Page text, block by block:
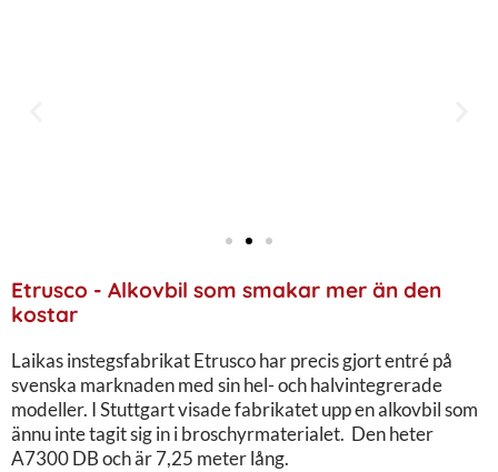
Etrusco - Alkovbil som smakar mer än den
kostar
Laikas instegsfabrikat Etrusco har precis gjort entré på
svenska marknaden med sin hel- och halvintegrerade
modeller. I Stuttgart visade fabrikatet upp en alkovbil som
ännu inte tagit sig in i broschyrmaterialet. Den heter
A7300 DB och är 7,25 meter lång.